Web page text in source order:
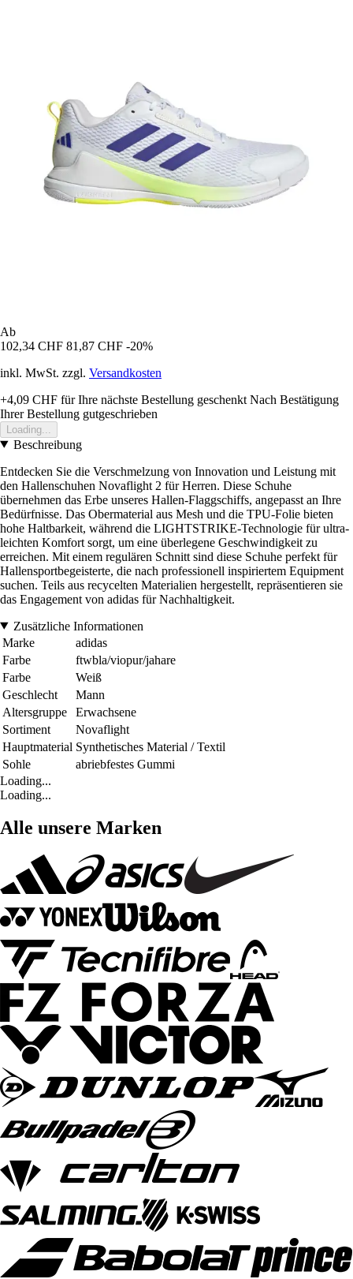
Ab
102,34 CHF 81,87 CHF -20%
inkl. MwSt. zzgl. Versandkosten
+4,09 CHF für Ihre nächste Bestellung geschenkt Nach Bestätigung
Ihrer Bestellung gutgeschrieben
Loading...
Beschreibung
Entdecken Sie die Verschmelzung von Innovation und Leistung mit
den Hallenschuhen Novaflight 2 für Herren. Diese Schuhe
übernehmen das Erbe unseres Hallen-Flaggschiffs, angepasst an Ihre
Bedürfnisse. Das Obermaterial aus Mesh und die TPU-Folie bieten
hohe Haltbarkeit, während die LIGHTSTRIKE-Technologie für ultra-
leichten Komfort sorgt, um eine überlegene Geschwindigkeit zu
erreichen. Mit einem regulären Schnitt sind diese Schuhe perfekt für
Hallensportbegeisterte, die nach professionell inspiriertem Equipment
suchen. Teils aus recycelten Materialien hergestellt, repräsentieren sie
das Engagement von adidas für Nachhaltigkeit.
Zusätzliche Informationen
Marke
adidas
Farbe
ftwbla/viopur/jahare
Farbe
Weiß
Geschlecht
Mann
Altersgruppe
Erwachsene
Sortiment
Novaflight
Hauptmaterial Synthetisches Material / Textil
Sohle
abriebfestes Gummi
Loading...
Loading...
Alle unsere Marken